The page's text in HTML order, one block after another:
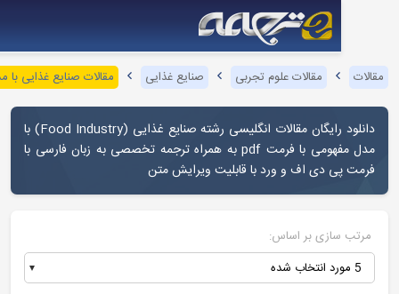
مقالات علوم تجربی صنایع غذایی مقالات صنایع غذایی با مدل مفهومی
دانلود رایگان مقالات انگلیسی رشته صنایع غذایی (Food Industry) با
مدل مفهومی با فرمت pdf به همراه ترجمه تخصصی به زبان فارسی با
دی اف و ورد با قابلیت ویرایش متن
بر اساس: